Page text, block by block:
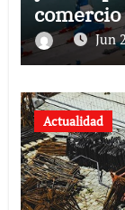
Jun
Actualidad